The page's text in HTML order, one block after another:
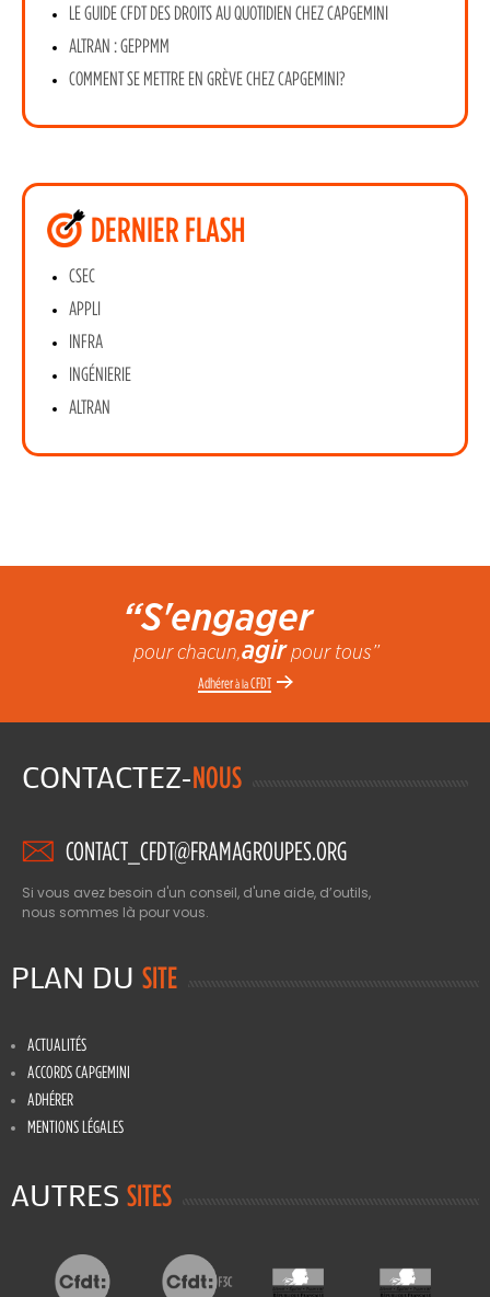
LE GUIDE CFDT DES DROITS AU QUOTIDIEN CHEZ CAPGEMINI
ALTRAN : GEPPMM
COMMENT SE METTRE EN GRÈVE CHEZ CAPGEMINI?
DERNIER FLASH
CSEC
APPLI
INFRA
INGÉNIERIE
ALTRAN
“S'engager
pour chacun,agirpour tous”
Adhérerà laCFDT
CONTACTEZ-NOUS
CONTACT_CFDT@FRAMAGROUPES.ORG
Si vous avez besoin d'un conseil, d'une aide, d’outils,
nous sommes là pour vous.
PLAN DU SITE
ACTUALITÉS
ACCORDS CAPGEMINI
ADHÉRER
MENTIONS LÉGALES
AUTRES SITES